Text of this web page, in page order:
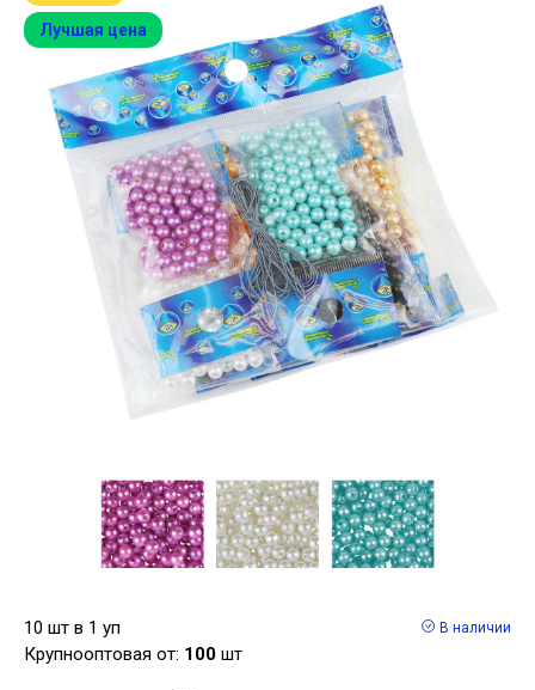
Лучшая цена
10 шт в 1 уп
Крупнооптовая от: 100 шт
В наличии